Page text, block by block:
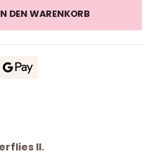
DEN WARENKORB
II.